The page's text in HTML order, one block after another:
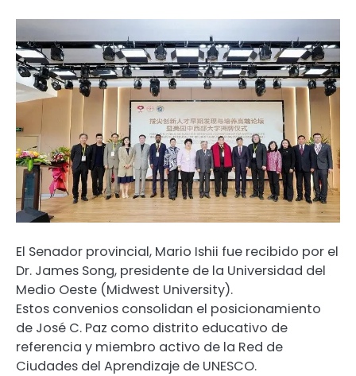
El Senador provincial, Mario Ishii fue recibido por el
Dr. James Song, presidente de la Universidad del
Medio Oeste (Midwest University).
Estos convenios consolidan el posicionamiento
de José C. Paz como distrito educativo de
referencia y miembro activo de la Red de
Ciudades del Aprendizaje de UNESCO.